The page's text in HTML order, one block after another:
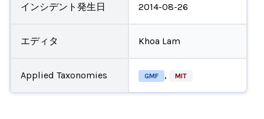
インシデント発生日 2014-08-26
エディタ Khoa Lam
Applied Taxonomies GMF , MIT